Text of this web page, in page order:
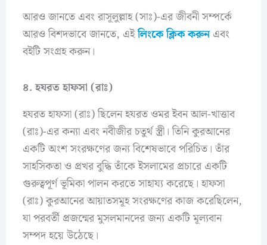
আরও জানতে এবং রাসূলুল্লাহ (সাঃ)-এর জীবনী সম্পর্কে
আরও বিশদভাবে জানতে, এইলিংকে ক্লিক করুনএবং
বইটি সংগ্রহ করুন।
৪. হযরত হাফসা (রাঃ)
হযরত হাফসা (রাঃ) ছিলেন হযরত ওমর ইবন আল-খাত্তাব
(রাঃ)-এর কন্যা এবং নবীজীর চতুর্থ স্ত্রী। তিনি কুরআনের
একটি অংশ সংরক্ষণের জন্য বিশেষভাবে পরিচিত। তাঁর
সাহসিকতা ও প্রখর বুদ্ধি তাঁকে ইসলামের প্রচারে একটি
গুরুত্বপূর্ণ ভূমিকা পালন করতে সাহায্য করেছে। হাফসা
(রাঃ) কুরআনের আয়াতসমূহ সংরক্ষণের কাজ করেছিলেন,
যা পরবর্তী প্রজন্মের মুসলমানদের জন্য একটি মূল্যবান
সম্পদ হয়ে উঠেছে।